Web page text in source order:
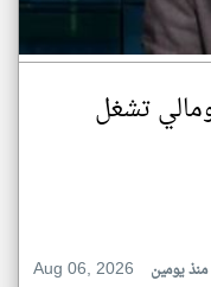
تشغل
Aug 06, 2026
منذ يومين